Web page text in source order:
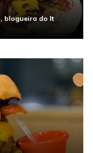
blogueira do It